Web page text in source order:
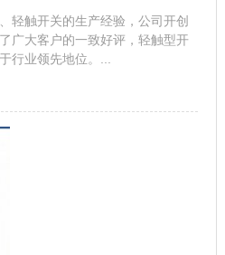
轻触开关的生产经验，公司开创
广大客户的一致好评，轻触型开
行业领先地位。...